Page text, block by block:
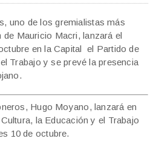
uno de los gremialistas más
Mauricio Macri, lanzará el
en la Capital el Partido de
Trabajo y se prevé la presencia
Hugo Moyano, lanzará en
la Educación y el Trabajo
10 de octubre.